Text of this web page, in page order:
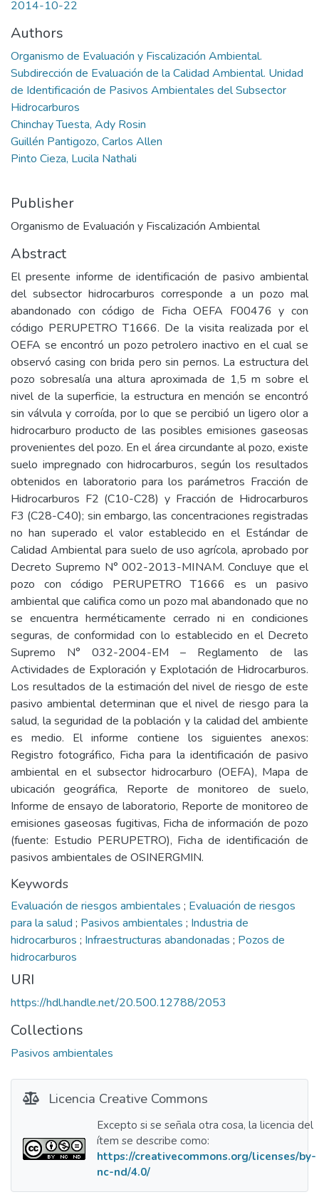
2014-10-22
Authors
Organismo de Evaluación y Fiscalización Ambiental.
Subdirección de Evaluación de la Calidad Ambiental. Unidad
de Identificación de Pasivos Ambientales del Subsector
Hidrocarburos
Chinchay Tuesta, Ady Rosin
Guillén Pantigozo, Carlos Allen
Pinto Cieza, Lucila Nathali
Publisher
Organismo de Evaluación y Fiscalización Ambiental
Abstract
El presente informe de identificación de pasivo ambiental
del subsector hidrocarburos corresponde a un pozo mal
abandonado con código de Ficha OEFA F00476 y con
código PERUPETRO T1666. De la visita realizada por el
OEFA se encontró un pozo petrolero inactivo en el cual se
observó casing con brida pero sin pernos. La estructura del
pozo sobresalía una altura aproximada de 1,5 m sobre el
nivel de la superficie, la estructura en mención se encontró
sin válvula y corroída, por lo que se percibió un ligero olor a
hidrocarburo producto de las posibles emisiones gaseosas
provenientes del pozo. En el área circundante al pozo, existe
suelo impregnado con hidrocarburos, según los resultados
obtenidos en laboratorio para los parámetros Fracción de
Hidrocarburos F2 (C10-C28) y Fracción de Hidrocarburos
F3 (C28-C40); sin embargo, las concentraciones registradas
no han superado el valor establecido en el Estándar de
Calidad Ambiental para suelo de uso agrícola, aprobado por
Decreto Supremo N° 002-2013-MINAM. Concluye que el
pozo con código PERUPETRO T1666 es un pasivo
ambiental que califica como un pozo mal abandonado que no
se encuentra herméticamente cerrado ni en condiciones
seguras, de conformidad con lo establecido en el Decreto
Supremo N° 032-2004-EM – Reglamento de las
Actividades de Exploración y Explotación de Hidrocarburos.
Los resultados de la estimación del nivel de riesgo de este
pasivo ambiental determinan que el nivel de riesgo para la
salud, la seguridad de la población y la calidad del ambiente
es medio. El informe contiene los siguientes anexos:
Registro fotográfico, Ficha para la identificación de pasivo
ambiental en el subsector hidrocarburo (OEFA), Mapa de
ubicación geográfica, Reporte de monitoreo de suelo,
Informe de ensayo de laboratorio, Reporte de monitoreo de
emisiones gaseosas fugitivas, Ficha de información de pozo
(fuente: Estudio PERUPETRO), Ficha de identificación de
pasivos ambientales de OSINERGMIN.
Keywords
Evaluación de riesgos ambientales ; Evaluación de riesgos
para la salud ; Pasivos ambientales ; Industria de
hidrocarburos ; Infraestructuras abandonadas ; Pozos de
hidrocarburos
URI
https://hdl.handle.net/20.500.12788/2053
Collections
Pasivos ambientales
Licencia Creative Commons
Excepto si se señala otra cosa, la licencia del
ítem se describe como:
https://creativecommons.org/licenses/by-
nc-nd/4.0/